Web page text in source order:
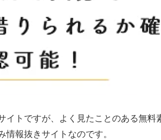
イトですが、よく見たことのある無料
報抜きサイトなのです。